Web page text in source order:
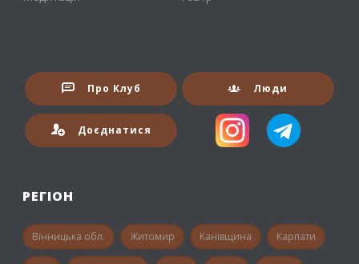
Про Клуб Люди
Доєднатися
РЕГІОН
Вінницька обл. Житомир Канівщина Карпати